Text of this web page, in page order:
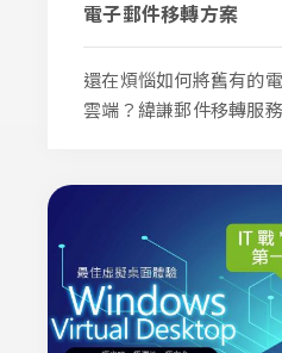
電子郵件移轉方案
還在煩惱如何將舊有的
雲端？緯謙郵件移轉服